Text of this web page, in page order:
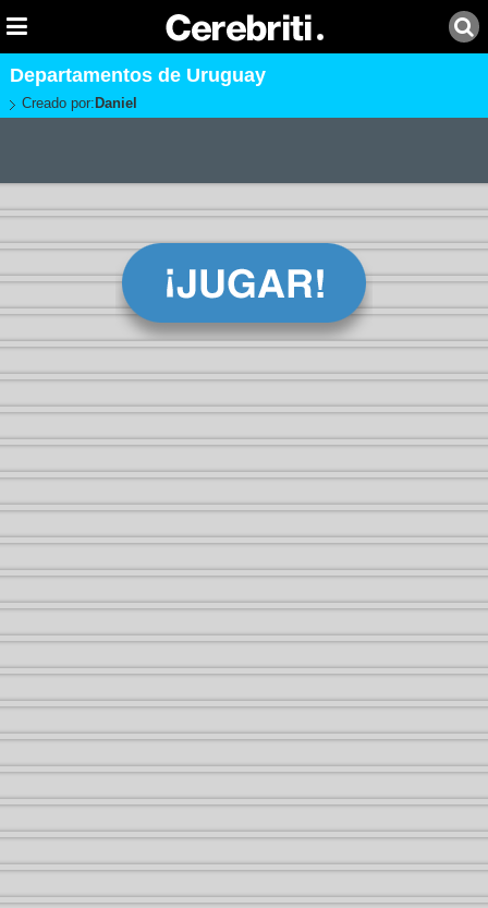
Departamentos de Uruguay
Creado por: Daniel